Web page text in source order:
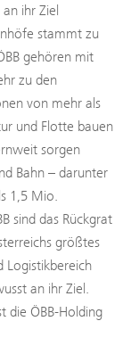
ihr Ziel
stammt zu
gehören mit
zu den
von mehr als
und Flotte bauen
sorgen
Bahn – darunter
1,5 Mio.
sind das Rückgrat
größtes
Logistikbereich
an ihr Ziel.
die ÖBB-Holding